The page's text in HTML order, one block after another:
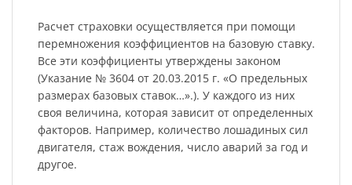
Расчет страховки осуществляется при помощи
перемножения коэффициентов на базовую ставку.
Все эти коэффициенты утверждены законом
(Указание № 3604 от 20.03.2015 г. «О предельных
размерах базовых ставок…».). У каждого из них
своя величина, которая зависит от определенных
факторов. Например, количество лошадиных сил
двигателя, стаж вождения, число аварий за год и
другое.